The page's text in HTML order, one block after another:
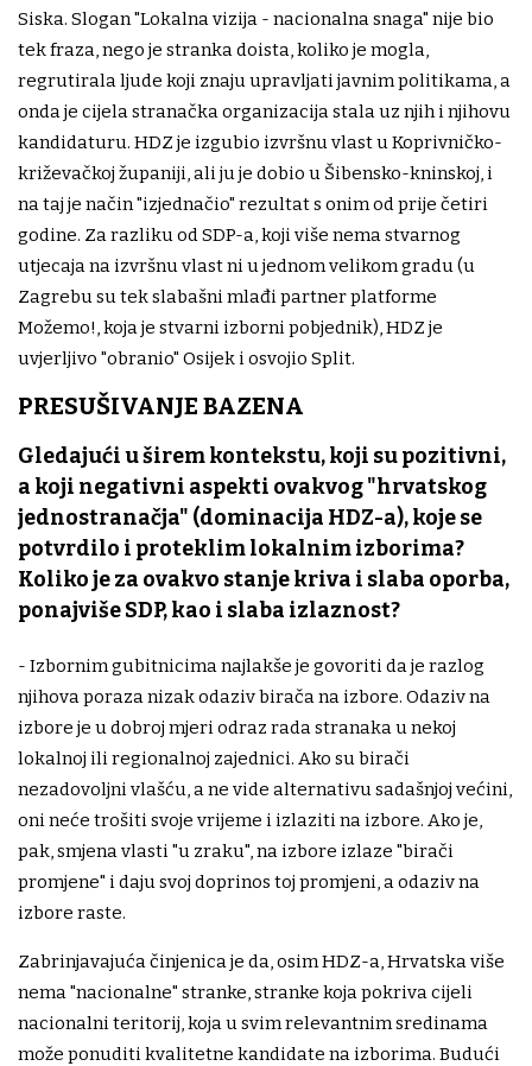
Siska. Slogan "Lokalna vizija - nacionalna snaga" nije bio
tek fraza, nego je stranka doista, koliko je mogla,
regrutirala ljude koji znaju upravljati javnim politikama, a
onda je cijela stranačka organizacija stala uz njih i njihovu
kandidaturu. HDZ je izgubio izvršnu vlast u Koprivničko-
križevačkoj županiji, ali ju je dobio u Šibensko-kninskoj, i
na taj je način "izjednačio" rezultat s onim od prije četiri
godine. Za razliku od SDP-a, koji više nema stvarnog
utjecaja na izvršnu vlast ni u jednom velikom gradu (u
Zagrebu su tek slabašni mlađi partner platforme
Možemo!, koja je stvarni izborni pobjednik), HDZ je
uvjerljivo "obranio" Osijek i osvojio Split.
PRESUŠIVANJE BAZENA
Gledajući u širem kontekstu, koji su pozitivni,
a koji negativni aspekti ovakvog "hrvatskog
jednostranačja" (dominacija HDZ-a), koje se
potvrdilo i proteklim lokalnim izborima?
Koliko je za ovakvo stanje kriva i slaba oporba,
ponajviše SDP, kao i slaba izlaznost?
- Izbornim gubitnicima najlakše je govoriti da je razlog
njihova poraza nizak odaziv birača na izbore. Odaziv na
izbore je u dobroj mjeri odraz rada stranaka u nekoj
lokalnoj ili regionalnoj zajednici. Ako su birači
nezadovoljni vlašću, a ne vide alternativu sadašnjoj većini,
oni neće trošiti svoje vrijeme i izlaziti na izbore. Ako je,
pak, smjena vlasti "u zraku", na izbore izlaze "birači
promjene" i daju svoj doprinos toj promjeni, a odaziv na
izbore raste.
Zabrinjavajuća činjenica je da, osim HDZ-a, Hrvatska više
nema "nacionalne" stranke, stranke koja pokriva cijeli
nacionalni teritorij, koja u svim relevantnim sredinama
može ponuditi kvalitetne kandidate na izborima. Budući